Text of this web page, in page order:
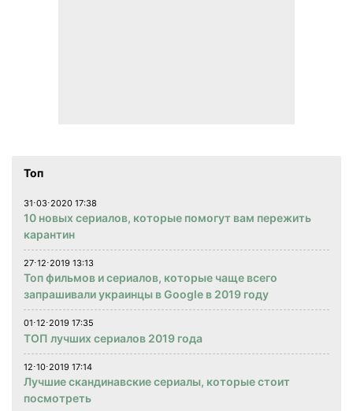
Топ
31⋅03⋅2020 17:38
10 новых сериалов, которые помогут вам пережить
карантин
27⋅12⋅2019 13:13
Топ фильмов и сериалов, которые чаще всего
запрашивали украинцы в Google в 2019 году
01⋅12⋅2019 17:35
ТОП лучших сериалов 2019 года
12⋅10⋅2019 17:14
Лучшие скандинавские сериалы, которые стоит
посмотреть